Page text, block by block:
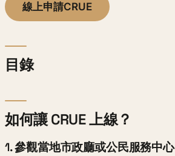
線上申請CRUE
目錄
如何讓 CRUE 上線？
1. 參觀當地市政廳或公民服務中心